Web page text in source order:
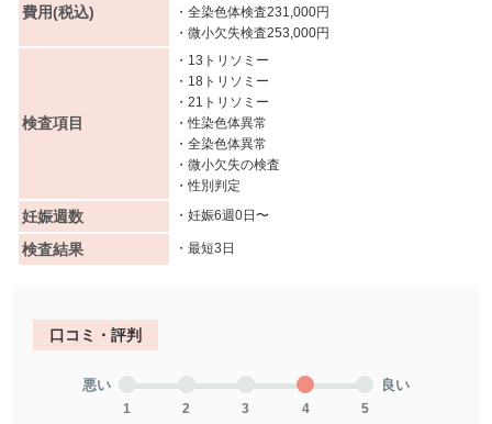
費用(税込)
・全染色体検査231,000円
・微小欠失検査253,000円
検査項目
・13トリソミー
・18トリソミー
・21トリソミー
・性染色体異常
・全染色体異常
・微小欠失の検査
・性別判定
妊娠週数 ・妊娠6週0日〜
検査結果 ・最短3日
口コミ・評判
悪い
1 2 3 4 5
良い